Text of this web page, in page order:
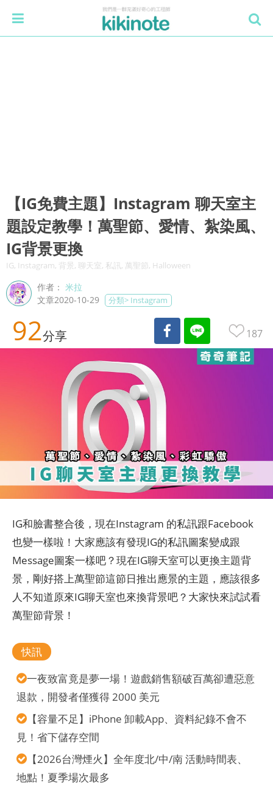
【IG免費主題】Instagram 聊天室主
題設定教學！萬聖節、愛情、紮染風、
IG背景更換
IG, Instagram, 背景, 聊天室, 私訊, 萬聖節, Halloween
作者：米拉
文章2020-10-29
分類> Instagram
92分享 187
IG和臉書整合後，現在Instagram 的私訊跟Facebook
也變一樣啦！大家應該有發現IG的私訊圖案變成跟
Message圖案一樣吧？現在IG聊天室可以更換主題背
景，剛好搭上萬聖節這節日推出應景的主題，應該很多
人不知道原來IG聊天室也來換背景吧？大家快來試試看
萬聖節背景！
快訊
一夜致富竟是夢一場！遊戲銷售額破百萬卻遭惡意
退款，開發者僅獲得 2000 美元
【容量不足】iPhone 卸載App、資料紀錄不會不
見！省下儲存空間
【2026台灣煙火】全年度北/中/南 活動時間表、
地點！夏季場次最多